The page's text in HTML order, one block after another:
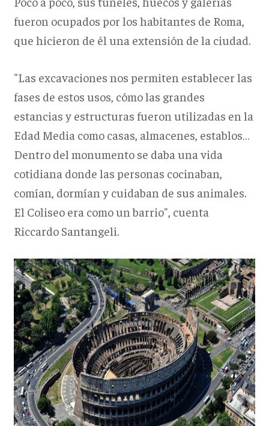
fueron ocupados por los habitantes de Roma,
que hicieron de él una extensión de la ciudad.
"Las excavaciones nos permiten establecer las
fases de estos usos, cómo las grandes
estancias y estructuras fueron utilizadas en la
Edad Media como casas, almacenes, establos…
Dentro del monumento se daba una vida
cotidiana donde las personas cocinaban,
comían, dormían y cuidaban de sus animales.
El Coliseo era como un barrio", cuenta
Riccardo Santangeli.